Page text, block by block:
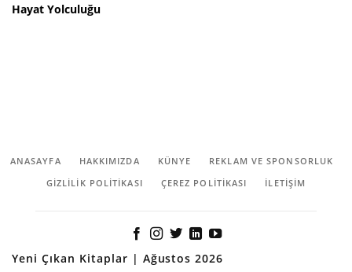
Hayat Yolculuğu
ANASAYFA HAKKIMIZDA KÜNYE
REKLAM VE SPONSORLUK
GIZLILIK POLITIKASI
ÇEREZ POLITIKASI İLETİŞİM
Yeni Çıkan Kitaplar | Ağustos 2026